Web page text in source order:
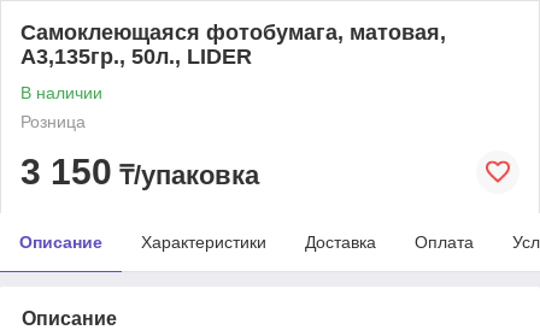
Самоклеющаяся фотобумага, матовая,
A3,135гр., 50л., LIDER
В наличии
Розница
3 150 ₸/упаковка
Описание Характеристики Доставка Оплата
Описание